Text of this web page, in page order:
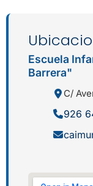
Escuela
Barrera"
C/
926